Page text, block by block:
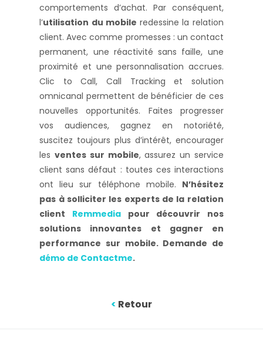
comportements d’achat. Par conséquent,
l’utilisation du mobile redessine la relation
client. Avec comme promesses : un contact
permanent, une réactivité sans faille, une
proximité et une personnalisation accrues.
Clic to Call, Call Tracking et solution
omnicanal permettent de bénéficier de ces
nouvelles opportunités. Faites progresser
vos audiences, gagnez en notoriété,
suscitez toujours plus d’intérêt, encourager
les ventes sur mobile, assurez un service
client sans défaut : toutes ces interactions
ont lieu sur téléphone mobile. N’hésitez
pas à solliciter les experts de la relation
client Remmediapour découvrir nos
solutions innovantes et gagner en
performance sur mobile. Demande de
démo de Contactme.
< Retour